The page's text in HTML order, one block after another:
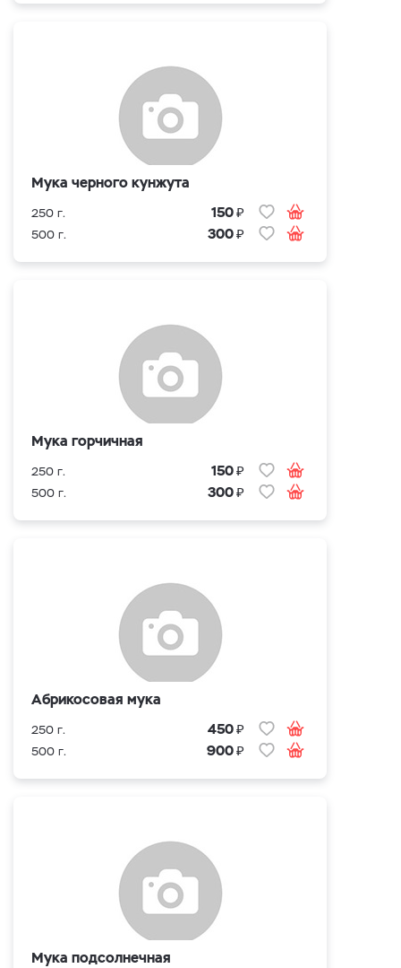
Мука черного кунжута
250 г. 150₽
500 г. 300₽
Мука горчичная
250 г. 150₽
500 г. 300₽
Абрикосовая мука
250 г. 450₽
500 г. 900₽
Мука подсолнечная